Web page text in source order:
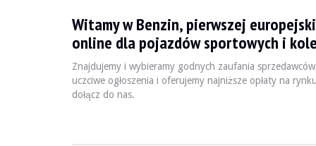
La Renault 18 est une berline emblématique produite
Fiche technique
Witamy w Benzin, pierwszej
online dla pojazdów sportowych i
Znajdujemy i wybieramy godnych zaufania
uczciwe ogłoszenia i oferujemy najniższe opłaty na
dołącz do nas.